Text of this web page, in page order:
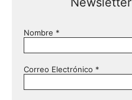
Nombre *
Correo Electrónico *